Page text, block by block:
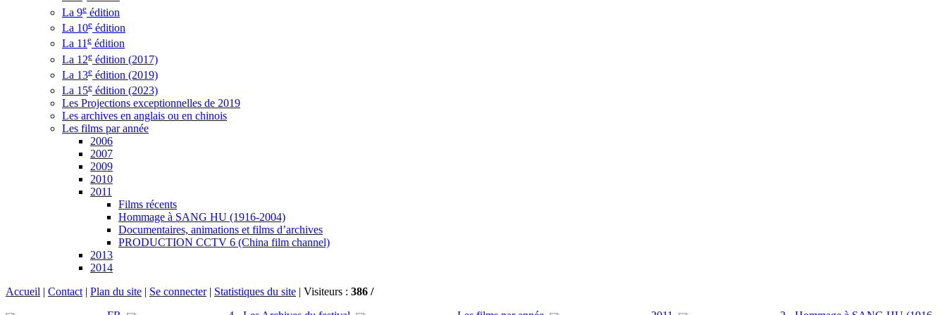
La 9e édition
La 10e édition
La 11 e édition
La 12e édition (2017)
La 13e édition (2019)
La 15e édition (2023)
Les Projections exceptionnelles de 2019
Les archives en anglais ou en chinois
Les films par année
2006
2007
2009
2010
2011
Films récents
Hommage à SANG HU (1916-2004)
Documentaires, animations et films d’archives
PRODUCTION CCTV 6 (China film channel)
2013
2014
Accueil | Contact | Plan du site | Se connecter| Statistiques du site | Visiteurs : 386 /